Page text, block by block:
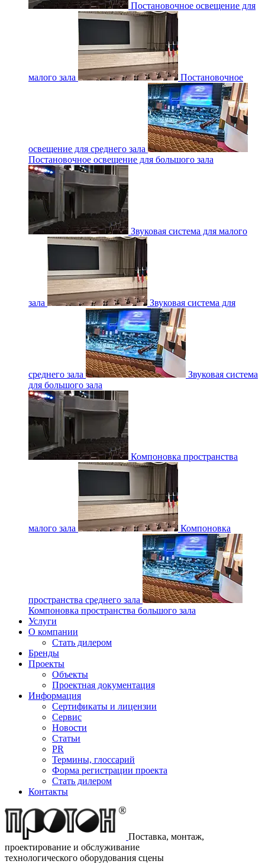
Постановочное освещение для
малого зала Постановочное
освещение для среднего зала
Постановочное освещение для большого зала
Звуковая система для малого
зала Звуковая система для
среднего зала
Звуковая система
для большого зала
Компоновка пространства
малого зала Компоновка
пространства среднего зала
Компоновка пространства большого зала
Услуги
О компании
Стать дилером
Бренды
Проекты
Объекты
Проектная документация
Информация
Сертификаты и лицензии
Сервис
Новости
Статьи
PR
Термины, глоссарий
Форма регистрации проекта
Стать дилером
Контакты
Поставка, монтаж,
проектирование и обслуживание
технологического оборудования сцены